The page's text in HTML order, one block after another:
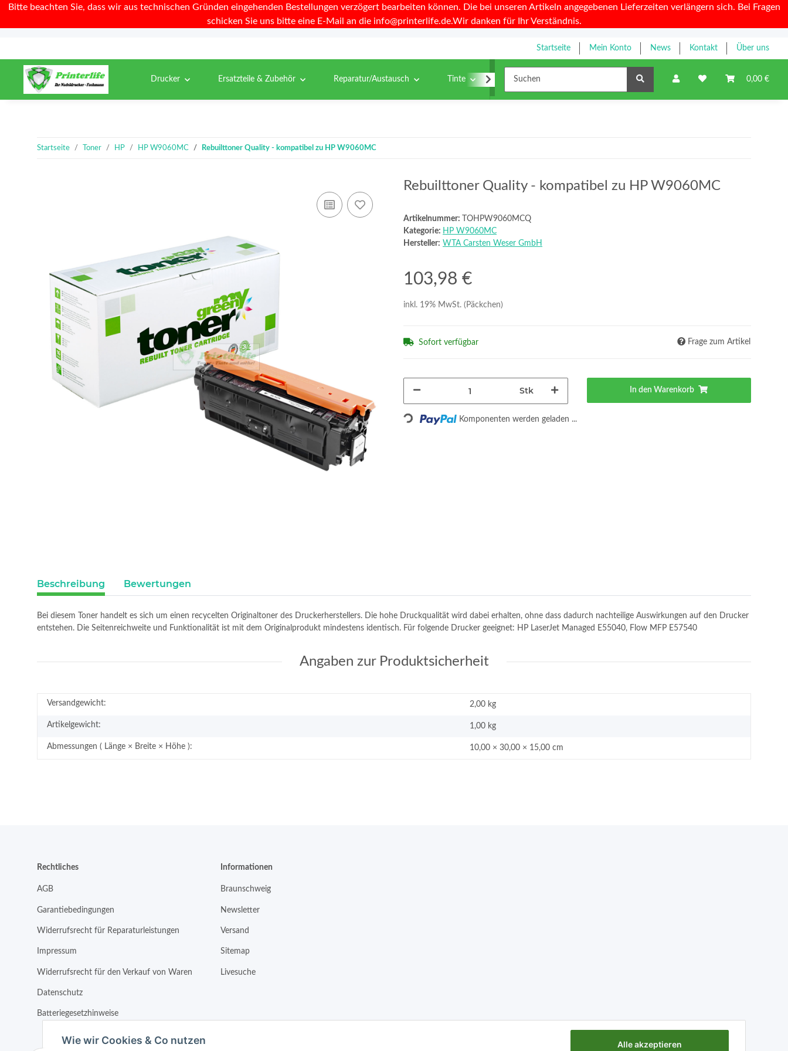
Bitte beachten Sie, dass wir aus technischen Gründen eingehenden Bestellungen verzögert bearbeiten können. Die bei unseren Artikeln angegebenen Lieferzeiten verlängern sich. Bei Fragen
schicken Sie uns bitte eine E-Mail an die info@printerlife.de.Wir danken für Ihr Verständnis.
Startseite Mein Konto News Kontakt Über uns
0,00 €
Drucker Ersatzteile & Zubehör Reparatur/Austausch Tinte Toner
Startseite Toner HP HP W9060MC Rebuilttoner Quality - kompatibel zu HP W9060MC
Rebuilttoner Quality - kompatibel zu HP W9060MC
Artikelnummer:
TOHPW9060MCQ
Kategorie: HP W9060MC
Hersteller: WTA Carsten Weser GmbH
103,98 €
inkl. 19% MwSt. (Päckchen)
Sofort verfügbar Frage zum Artikel
Stk In den Warenkorb
Loading... Komponenten werden geladen ...
Beschreibung Bewertungen
Bei diesem Toner handelt es sich um einen recycelten Originaltoner des Druckerherstellers. Die hohe Druckqualität wird dabei erhalten, ohne dass dadurch nachteilige Auswirkungen auf den Drucker
entstehen. Die Seitenreichweite und Funktionalität ist mit dem Originalprodukt mindestens identisch. Für folgende Drucker geeignet: HP LaserJet Managed E55040, Flow MFP E57540
Angaben zur Produktsicherheit
Versandgewicht: 2,00 kg
Artikelgewicht: 1,00 kg
Abmessungen ( Länge × Breite × Höhe ): 10,00 × 30,00 × 15,00 cm
Rechtliches
AGB
Garantiebedingungen
Widerrufsrecht für Reparaturleistungen
Impressum
Widerrufsrecht für den Verkauf von Waren
Datenschutz
Batteriegesetzhinweise
Informationen
Braunschweig
Newsletter
Versand
Sitemap
Livesuche
Wie wir Cookies & Co nutzen Alle akzeptieren